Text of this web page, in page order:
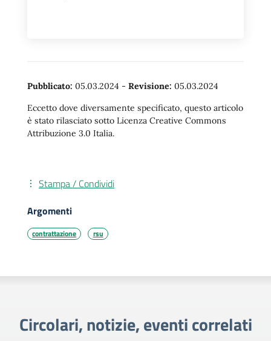
Pubblicato: 05.03.2024 - Revisione: 05.03.2024
Eccetto dove diversamente specificato, questo articolo
è stato rilasciato sotto Licenza Creative Commons
Attribuzione 3.0 Italia.
Stampa / Condividi
Argomenti
contrattazione rsu
Circolari, notizie, eventi correlati